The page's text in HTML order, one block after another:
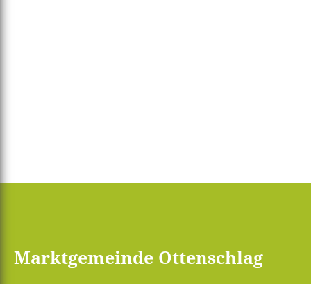
Marktgemeinde Ottenschlag